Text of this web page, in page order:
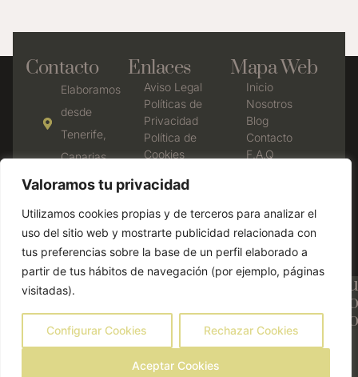
Valoramos tu privacidad
Utilizamos cookies propias y de terceros para analizar el
uso del sitio web y mostrarte publicidad relacionada con
tus preferencias sobre la base de un perfil elaborado a
partir de tus hábitos de navegación (por ejemplo, páginas
visitadas).
Configurar Cookies Rechazar Cookies
Aceptar Cookies
Contacto
Elaboramos
desde
Tenerife,
Canarias
638 35 77
cbrumasdeavalon@gmail.com
Enlaces
Aviso Legal
Políticas de
Privacidad
Política de
Cookies
de
Política de
devolución y
reembolso
Mapa Web
Inicio
Nosotros
Blog
Contacto
F.A.Q
¡Consigue un 15% de descuento en tu
primera compra! Añade el código
#PRIMERA antes de finalizar el pago